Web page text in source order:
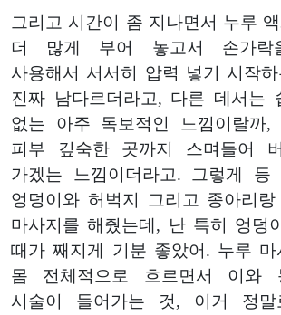
그리고 시간이 좀 지나면서 누루
더 많게 부어 놓고서 손가락
사용해서 서서히 압력 넣기 시작
진짜 남다르더라고, 다른 데서는
없는 아주 독보적인 느낌이랄까,
피부 깊숙한 곳까지 스며들어
가겠는 느낌이더라고. 그렇게 등
엉덩이와 허벅지 그리고 종아리
마사지를 해줬는데, 난 특히 엉덩
때가 째지게 기분 좋았어. 누루 마
몸 전체적으로 흐르면서 이와
시술이 들어가는 것, 이거 정